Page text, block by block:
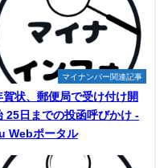
マイナンバー関連記事
賀状、郵便局で受け付け開
25日までの投函呼びかけ -
Webポータル